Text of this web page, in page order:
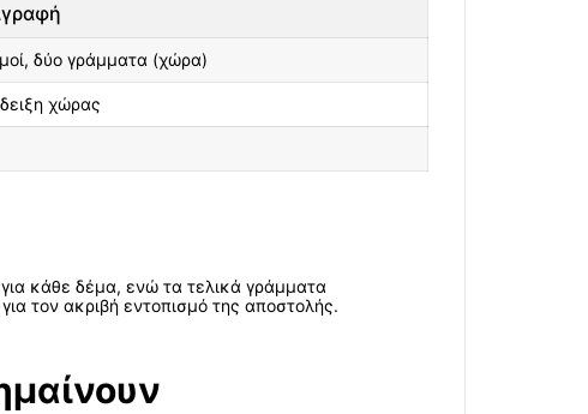
δύο γράμματα (χώρα)
χώρας
κάθε δέμα, ενώ τα τελικά γράμματα
τον ακριβή εντοπισμό της αποστολής.